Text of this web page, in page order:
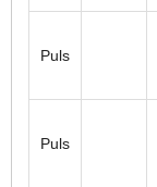
Puls
Puls